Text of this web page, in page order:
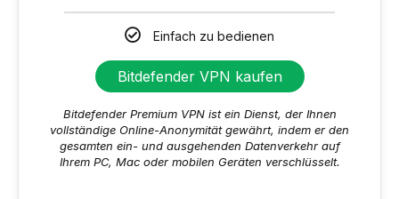
Einfach zu bedienen
Bitdefender VPN kaufen
Bitdefender Premium VPN ist ein Dienst, der Ihnen
vollständige Online-Anonymität gewährt, indem er den
gesamten ein- und ausgehenden Datenverkehr auf
Ihrem PC, Mac oder mobilen Geräten verschlüsselt.